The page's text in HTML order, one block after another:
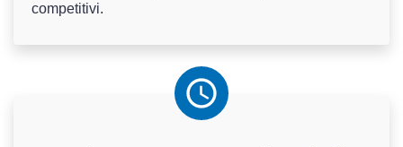
competitivi.